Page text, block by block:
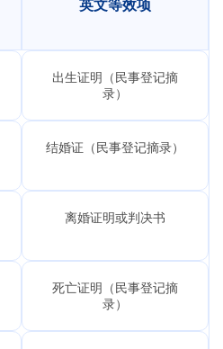
英文等效项
出生证明（民事登记摘
录）
结婚证（民事登记摘录）
离婚证明或判决书
死亡证明（民事登记摘
录）